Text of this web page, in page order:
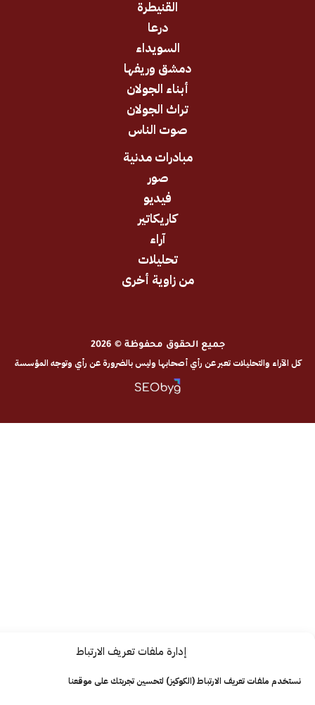
إدارة ملفات تعريف الارتباط
تعريف الارتباط (الكوكيز) لتحسين تجربتك على موقعنا
دمشق وريفها
أبناء الجولان
تراث الجولان
صوت الناس
مبادرات مدنية
من زاوية أخرى
جميع الحقوق محفوظة © 2026
تعبر عن رأي أصحابها وليس بالضرورة عن رأي وتوجه المؤسسة